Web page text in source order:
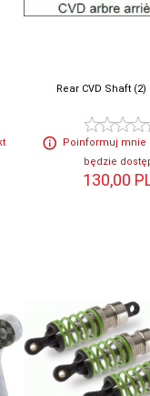
Rear CVD Shaft (2)
Poinformuj mnie
będzie
130,00